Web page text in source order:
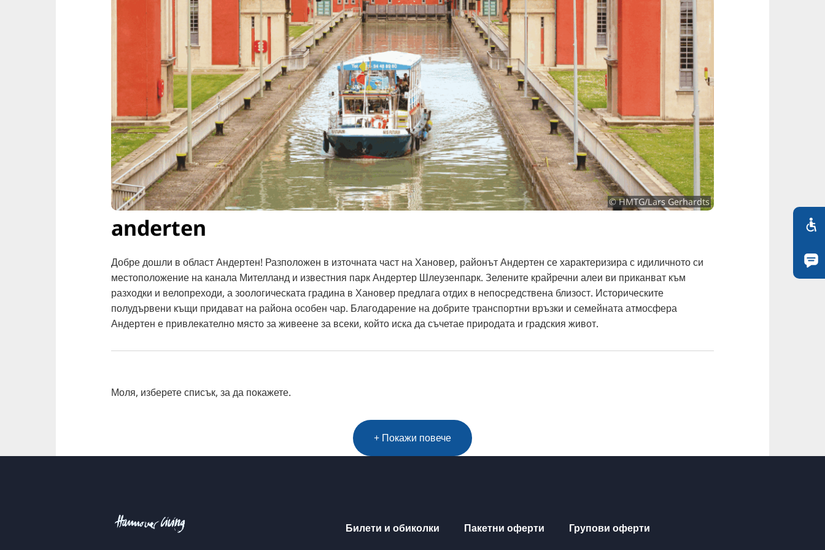
© HMTG/Lars Gerhardts
anderten
Добре дошли в област Андертен! Разположен в източната част на Хановер, районът Андертен се характеризира с идиличното си
местоположение на канала Мителланд и известния парк Андертер Шлеузенпарк. Зелените крайречни алеи ви приканват към
разходки и велопреходи, а зоологическата градина в Хановер предлага отдих в непосредствена близост. Историческите
полудървени къщи придават на района особен чар. Благодарение на добрите транспортни връзки и семейната атмосфера
Андертен е привлекателно място за живеене за всеки, който иска да съчетае природата и градския живот.
Моля, изберете списък, за да покажете.
+ Покажи повече
Билети и обиколки Пакетни оферти Групови оферти